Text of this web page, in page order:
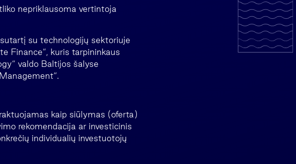
nepriklausoma vertintoja
su technologijų sektoriuje
Finance“, kuris tarpininkaus
valdo Baltijos šalyse
kaip siūlymas (oferta)
rekomendacija ar investicinis
individualių investuotojų